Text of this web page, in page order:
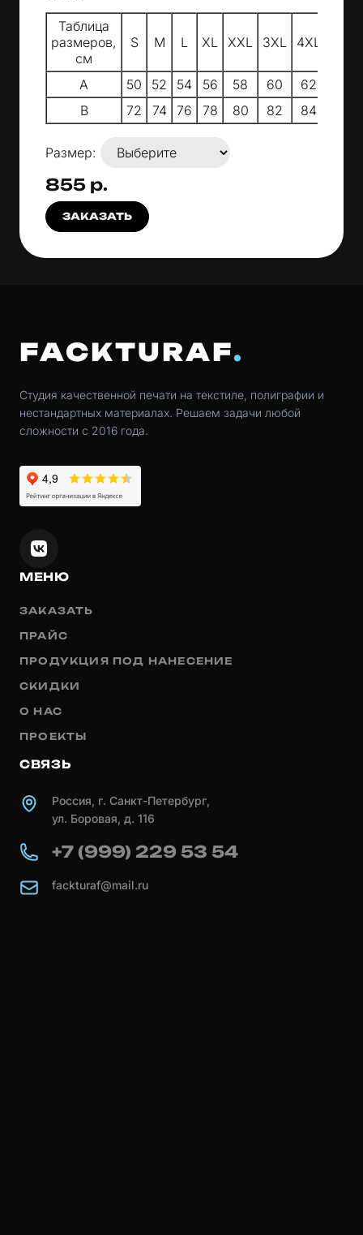
Таблица
размеров,
см
S M L XL XXL 3XL 4XL
A 50 52 54 56 58 60
62
B
72 74 76 78 80 82 84
Размер:
855 р.
ЗАКАЗАТЬ
FACKTURAF
Студия качественной печати на текстиле, полиграфии и
нестандартных материалах. Решаем задачи любой
сложности с 2016 года.
МЕНЮ
ЗАКАЗАТЬ
ПРАЙС
ПРОДУКЦИЯ ПОД НАНЕСЕНИЕ
СКИДКИ
О НАС
ПРОЕКТЫ
СВЯЗЬ
Россия, г. Санкт-Петербург,
ул. Боровая, д. 116
+7 (999) 229 53 54
fackturaf@mail.ru